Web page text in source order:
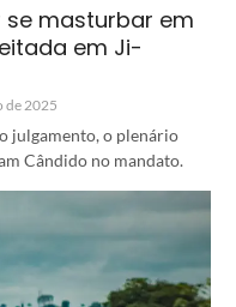
masturbar em
em Ji-
de 2025
julgamento, o plenário
Cândido no mandato.